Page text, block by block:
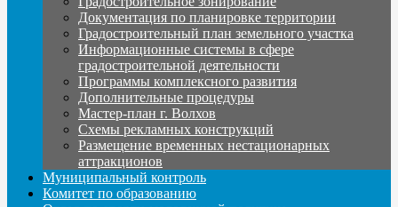
Документация по планировке территории
Градостроительный план земельного участка
Информационные системы в сфере
градостроительной деятельности
Программы комплексного развития
Дополнительные процедуры
Мастер-план г. Волхов
Схемы рекламных конструкций
Размещение временных нестационарных
аттракционов
Муниципальный контроль
Комитет по образованию